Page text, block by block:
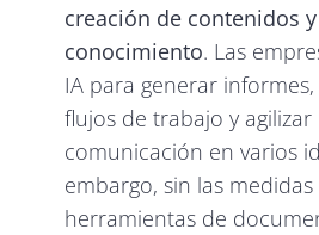
creación de contenidos
conocimiento. Las
IA para generar
flujos de trabajo y agilizar
comunicación en varios
embargo, sin las
herramientas de